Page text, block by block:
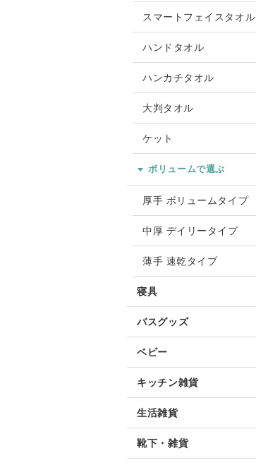
スマートフェイスタオル
ハンドタオル
ハンカチタオル
大判タオル
ケット
ボリュームで選ぶ
厚手 ボリュームタイプ
中厚 デイリータイプ
薄手 速乾タイプ
寝具
バスグッズ
ベビー
キッチン雑貨
生活雑貨
靴下・雑貨